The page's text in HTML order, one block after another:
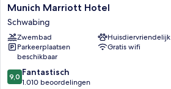
Munich
Marriott
Hotel
Schwabing
Munich Marriott Hotel
Schwabing
Zwembad
Huisdiervriendelijk
Parkeerplaatsen
beschikbaar
Gratis wifi
9.0
van
9,0 Fantastisch
1.010 beoordelingen